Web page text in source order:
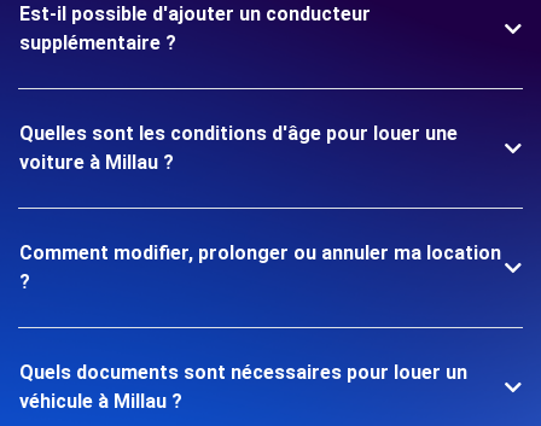
Est-il possible d'ajouter un conducteur
supplémentaire ?
Quelles sont les conditions d'âge pour louer une
voiture à Millau ?
Comment modifier, prolonger ou annuler ma location
?
Quels documents sont nécessaires pour louer un
véhicule à Millau ?